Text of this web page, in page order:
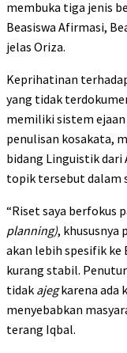
membuka tiga jenis
Beasiswa Afirmasi,
jelas Oriza.
Keprihatinan
yang tidak
memiliki sistem ejaan
penulisan kosakata,
bidang Linguistik
topik tersebut dalam
“Riset saya berfokus
planning), khususnya
akan lebih spesifik ke
kurang stabil.
tidak ajegkarena ada
menyebabkan
terang Iqbal.